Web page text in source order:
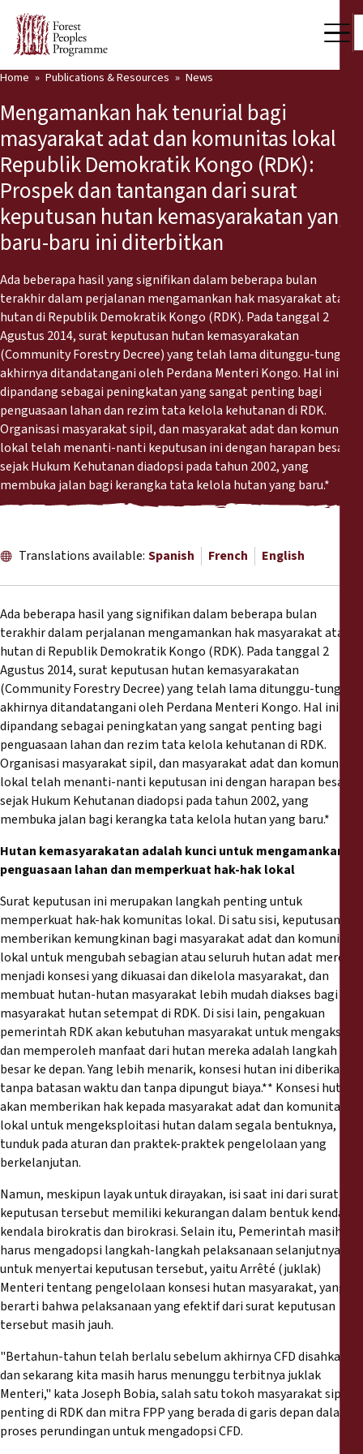
Who we are
Press Room
Support Us
Our Work
Community Voices
Partners & Countries
Latest News
Publications & Resources
Back
Publications & Resources
News
Reports
Press Releases
Training Materials
Briefing Papers
Legal Submissions
Annual Reports
Home Publications & Resources News
Mengamankan hak tenurial bagi
masyarakat adat dan komunitas lokal di
Republik Demokratik Kongo (RDK):
Prospek dan tantangan dari surat
keputusan hutan kemasyarakatan yang
baru-baru ini diterbitkan
Ada beberapa hasil yang signifikan dalam beberapa bulan
terakhir dalam perjalanan mengamankan hak masyarakat atas
hutan di Republik Demokratik Kongo (RDK). Pada tanggal 2
Agustus 2014, surat keputusan hutan kemasyarakatan
(Community Forestry Decree) yang telah lama ditunggu-tunggu
akhirnya ditandatangani oleh Perdana Menteri Kongo. Hal ini
dipandang sebagai peningkatan yang sangat penting bagi
penguasaan lahan dan rezim tata kelola kehutanan di RDK.
Organisasi masyarakat sipil, dan masyarakat adat dan komunitas
lokal telah menanti-nanti keputusan ini dengan harapan besar
sejak Hukum Kehutanan diadopsi pada tahun 2002, yang
membuka jalan bagi kerangka tata kelola hutan yang baru.*
Translations available: Spanish French English
Ada beberapa hasil yang signifikan dalam beberapa bulan
terakhir dalam perjalanan mengamankan hak masyarakat atas
hutan di Republik Demokratik Kongo (RDK). Pada tanggal 2
Agustus 2014, surat keputusan hutan kemasyarakatan
(Community Forestry Decree) yang telah lama ditunggu-tunggu
akhirnya ditandatangani oleh Perdana Menteri Kongo. Hal ini
dipandang sebagai peningkatan yang sangat penting bagi
penguasaan lahan dan rezim tata kelola kehutanan di RDK.
Organisasi masyarakat sipil, dan masyarakat adat dan komunitas
lokal telah menanti-nanti keputusan ini dengan harapan besar
sejak Hukum Kehutanan diadopsi pada tahun 2002, yang
membuka jalan bagi kerangka tata kelola hutan yang baru.*
Hutan kemasyarakatan adalah kunci untuk mengamankan
penguasaan lahan dan memperkuat hak-hak lokal
Surat keputusan ini merupakan langkah penting untuk
memperkuat hak-hak komunitas lokal. Di satu sisi, keputusan ini
memberikan kemungkinan bagi masyarakat adat dan komunitas
lokal untuk mengubah sebagian atau seluruh hutan adat mereka
menjadi konsesi yang dikuasai dan dikelola masyarakat, dan
membuat hutan-hutan masyarakat lebih mudah diakses bagi
masyarakat hutan setempat di RDK. Di sisi lain, pengakuan
pemerintah RDK akan kebutuhan masyarakat untuk mengakses
dan memperoleh manfaat dari hutan mereka adalah langkah
besar ke depan. Yang lebih menarik, konsesi hutan ini diberikan
tanpa batasan waktu dan tanpa dipungut biaya.** Konsesi hutan
akan memberikan hak kepada masyarakat adat dan komunitas
lokal untuk mengeksploitasi hutan dalam segala bentuknya,
tunduk pada aturan dan praktek-praktek pengelolaan yang
berkelanjutan.
Namun, meskipun layak untuk dirayakan, isi saat ini dari surat
keputusan tersebut memiliki kekurangan dalam bentuk kendala-
kendala birokratis dan birokrasi. Selain itu, Pemerintah masih
harus mengadopsi langkah-langkah pelaksanaan selanjutnya
untuk menyertai keputusan tersebut, yaitu Arrêté (juklak)
Menteri tentang pengelolaan konsesi hutan masyarakat, yang
berarti bahwa pelaksanaan yang efektif dari surat keputusan
tersebut masih jauh.
"Bertahun-tahun telah berlalu sebelum akhirnya CFD disahkan,
dan sekarang kita masih harus menunggu terbitnya juklak
Menteri," kata Joseph Bobia, salah satu tokoh masyarakat sipil
penting di RDK dan mitra FPP yang berada di garis depan dalam
proses perundingan untuk mengadopsi CFD.